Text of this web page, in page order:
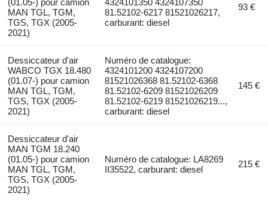
MAN TGL, TGM,
TGS, TGX (2005-
2021)
81.52102-6217 81521026217,
carburant: diesel
93 €
Dessiccateur d'air
WABCO TGX 18.480
(01.07-) pour camion
MAN TGL, TGM,
TGS, TGX (2005-
2021)
Numéro de catalogue:
4324101200 4324107200
81521026368 81.52102-6368
81.52102-6209 81521026209
81.52102-6219 81521026219...,
carburant: diesel
145 €
Dessiccateur d'air
MAN TGM 18.240
(01.05-) pour camion
MAN TGL, TGM,
TGS, TGX (2005-
2021)
Numéro de catalogue: LA8269
II35522, carburant: diesel
215 €